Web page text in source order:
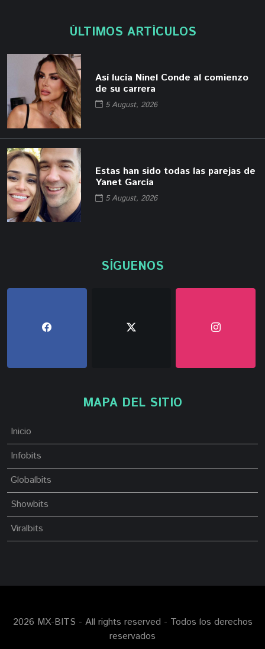
ÚLTIMOS ARTÍCULOS
Así lucía Ninel Conde al comienzo
de su carrera
5 August, 2026
Estas han sido todas las parejas de
Yanet García
5 August, 2026
SÍGUENOS
MAPA DEL SITIO
Inicio
Infobits
Globalbits
Showbits
Viralbits
2026 MX-BITS - All rights reserved - Todos los derechos
reservados